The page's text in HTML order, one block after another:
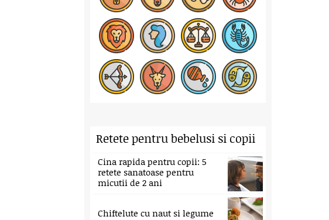
Retete pentru bebelusi si copii
Cina rapida pentru copii: 5
retete sanatoase pentru
micutii de 2 ani
Chiftelute cu naut si legume